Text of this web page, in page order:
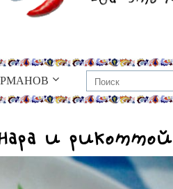
и рикоттой